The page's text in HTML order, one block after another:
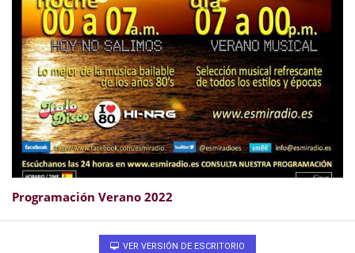
Programación Verano 2022
VER VERSIÓN DE ESCRITORIO